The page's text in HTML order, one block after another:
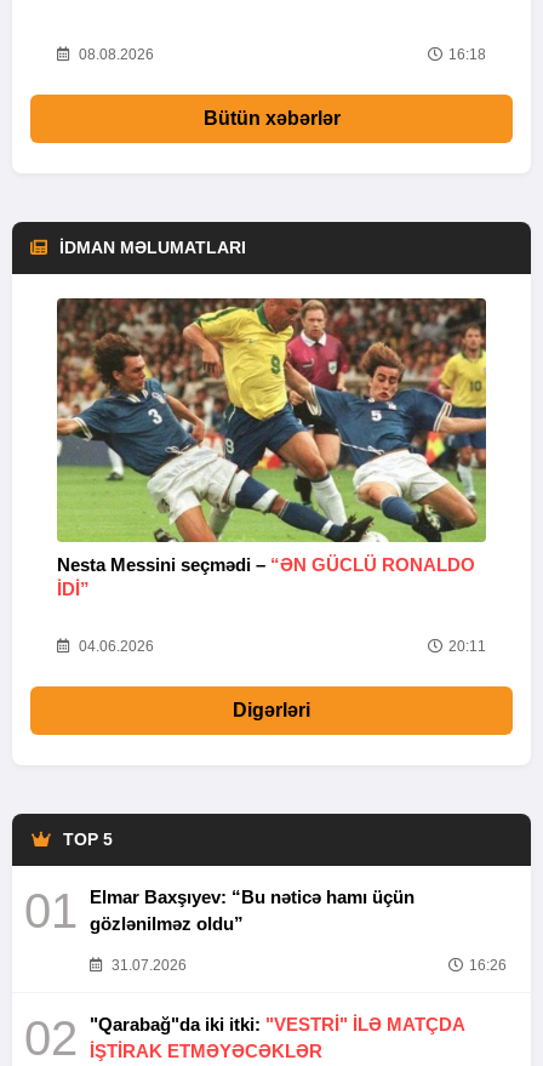
08.08.2026 16:18
Bütün xəbərlər
İDMAN MƏLUMATLARI
Nesta Messini seçmədi – “ƏN GÜCLÜ RONALDO
IDI”
04.06.2026 20:11
Digərləri
TOP 5
01
Elmar Baxşıyev: “Bu nəticə hamı üçün
gözlənilməz oldu”
31.07.2026 16:26
02 "Qarabağ"da iki itki: "VESTRİ" İLƏ MATÇDA
İŞTİRAK ETMƏYƏCƏKLƏR